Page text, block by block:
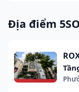
Địa điểm